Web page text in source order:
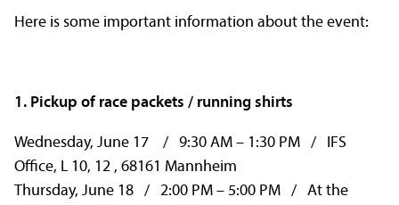
Here is some important information about the event:
1. Pickup of race packets / running shirts
Wednesday, June 17 / 9:30 AM – 1:30 PM / IFS
Office, L 10, 12 , 68161 Mannheim
Thursday, June 18 / 2:00 PM – 5:00 PM / At the